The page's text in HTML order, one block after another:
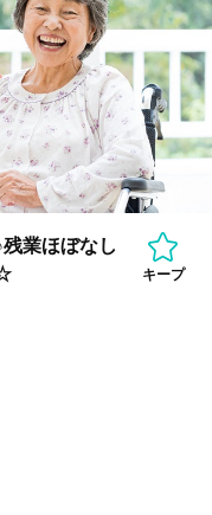
業ほぼなし
キープ